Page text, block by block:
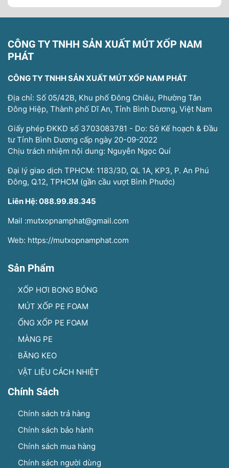
CÔNG TY TNHH SẢN XUẤT MÚT XỐP NAM
PHÁT
CÔNG TY TNHH SẢN XUẤT MÚT XỐP NAM PHÁT
Địa chỉ: Số 05/42B, Khu phố Đông Chiêu, Phường Tân
Đông Hiệp, Thành phố Dĩ An, Tỉnh Bình Dương, Việt Nam
Giấy phép ĐKKD số 3703083781 - Do: Sở Kế hoạch & Đầu
tư Tỉnh Bình Dương cấp ngày 20-09-2022
Chịu trách nhiệm nội dung: Nguyễn Ngọc Quí
Đại lý giao dịch TPHCM: 1183/3D, QL 1A, KP3, P. An Phú
Đông, Q.12, TPHCM (gần cầu vượt Bình Phước)
Liên Hệ: 088.99.88.345
Mail :mutxopnamphat@gmail.com
Web: https://mutxopnamphat.com
Sản Phẩm
XỐP HƠI BONG BÓNG
MÚT XỐP PE FOAM
ỐNG XỐP PE FOAM
MÀNG PE
BĂNG KEO
VẬT LIỆU CÁCH NHIỆT
Chính Sách
Chính sách trả hàng
Chính sách bảo hành
Chính sách mua hàng
Chính sách người dùng